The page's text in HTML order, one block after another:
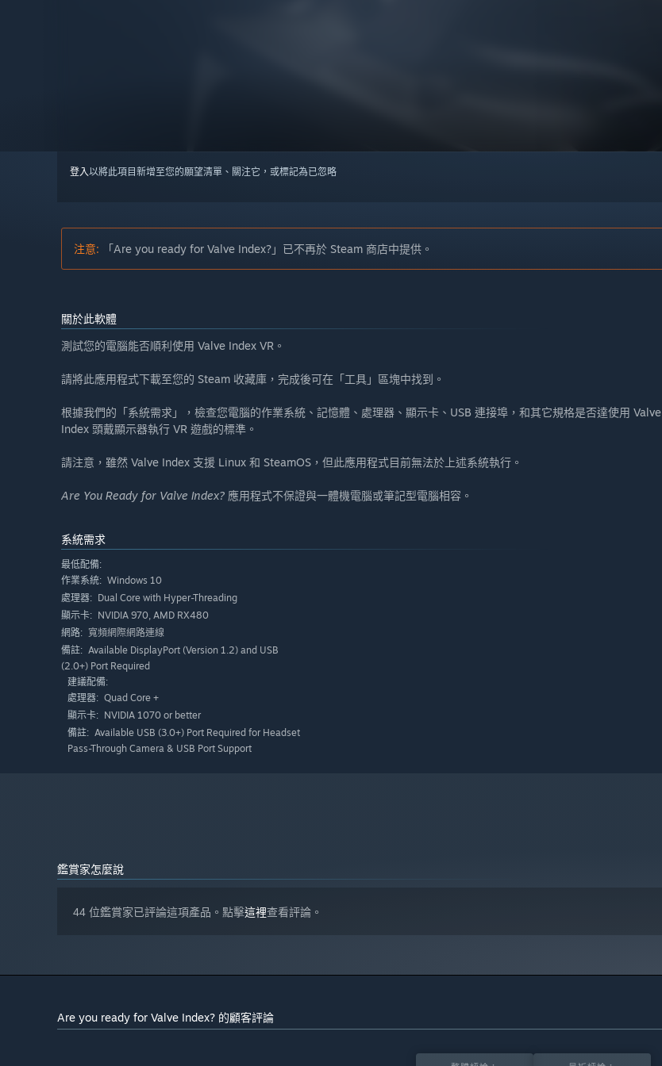
登入以將此項目新增至您的願望清單、關注它，或標記為已忽略
注意: 「Are you ready for Valve Index?」已不再於 Steam 商店中提供。
關於此軟體
測試您的電腦能否順利使用 Valve Index VR。
請將此應用程式下載至您的 Steam 收藏庫，完成後可在「工具」區塊中找到。
根據我們的「系統需求」，檢查您電腦的作業系統、記憶體、處理器、顯示卡、USB 連接埠，和其它規格是否達使用 Valve
Index 頭戴顯示器執行 VR 遊戲的標準。
請注意，雖然 Valve Index 支援 Linux 和 SteamOS，但此應用程式目前無法於上述系統執行。
Are You Ready for Valve Index? 應用程式不保證與一體機電腦或筆記型電腦相容。
系統需求
最低配備:
作業系統: Windows 10
處理器: Dual Core with Hyper-Threading
顯示卡: NVIDIA 970, AMD RX480
網路: 寬頻網際網路連線
備註: Available DisplayPort (Version 1.2) and USB
(2.0+) Port Required
建議配備:
處理器: Quad Core +
顯示卡: NVIDIA 1070 or better
備註: Available USB (3.0+) Port Required for Headset
Pass-Through Camera & USB Port Support
鑑賞家怎麼說
44 位鑑賞家已評論這項產品。點擊這裡查看評論。
Are you ready for Valve Index? 的顧客評論